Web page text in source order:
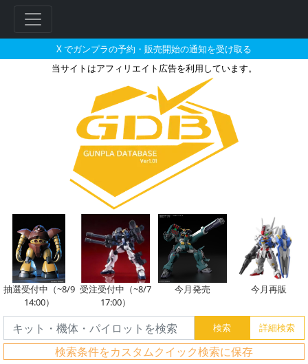
X でガンプラの予約・販売開始の通知を受け取る
当サイトはアフィリエイト広告を利用しています。
HG 1/144 ペーネロペー［クリア
抽選受付中（~8/9
14:00）
受注受付中（~8/7
17:00）
今月発売 今月再販
検索条件をカスタムクイック検索に保存